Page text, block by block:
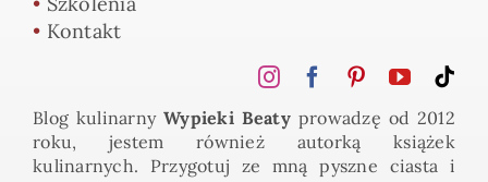
• Kontakt
Blog kulinarny Wypieki Beaty prowadzę od 2012
roku, jestem również autorką książek
kulinarnych. Przygotuj ze mną pyszne ciasta i